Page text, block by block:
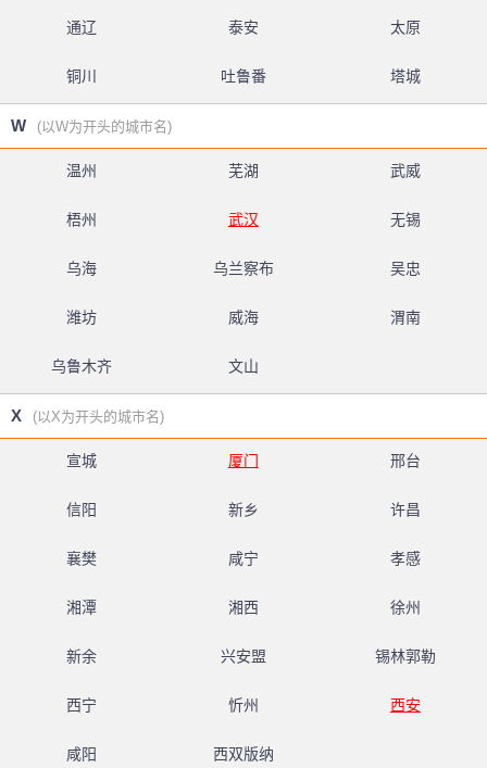
通辽 泰安 太原
铜川 吐鲁番 塔城
W (以W为开头的城市名)
温州 芜湖 武威
梧州 武汉 无锡
乌海 乌兰察布 吴忠
潍坊 威海 渭南
乌鲁木齐 文山
X (以X为开头的城市名)
宣城 厦门 邢台
信阳 新乡 许昌
襄樊 咸宁 孝感
湘潭 湘西 徐州
新余 兴安盟 锡林郭勒
西宁 忻州 西安
咸阳 西双版纳